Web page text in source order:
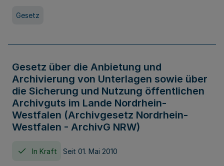
Gesetz
Gesetz über die Anbietung und
Archivierung von Unterlagen sowie über
die Sicherung und Nutzung öffentlichen
Archivguts im Lande Nordrhein-
Westfalen (Archivgesetz Nordrhein-
Westfalen - ArchivG NRW)
In Kraft Seit 01. Mai 2010